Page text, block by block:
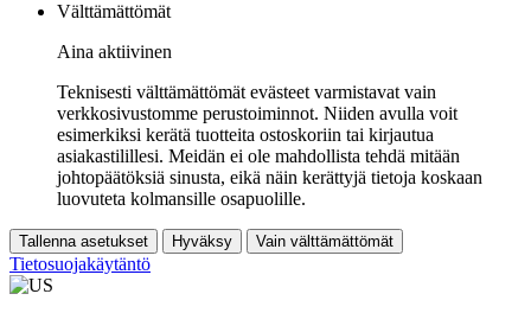
Välttämättömät
Aina aktiivinen
Teknisesti välttämättömät evästeet varmistavat vain
verkkosivustomme perustoiminnot. Niiden avulla voit
esimerkiksi kerätä tuotteita ostoskoriin tai kirjautua
asiakastilillesi. Meidän ei ole mahdollista tehdä mitään
johtopäätöksiä sinusta, eikä näin kerättyjä tietoja koskaan
luovuteta kolmansille osapuolille.
Tallenna asetukset Hyväksy Vain välttämättömät
Tietosuojakäytäntö